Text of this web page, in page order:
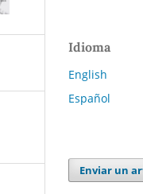
Idioma
English
Español
Enviar un